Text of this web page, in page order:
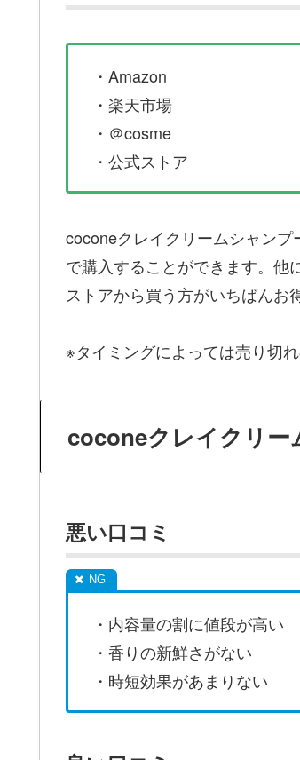
・Amazon
・楽天市場
・＠cosme
・公式ストア
coconeクレイクリームシャン
で購入することができます。他
ストアから買う方がいちばんお
※タイミングによっては売り切
coconeクレイクリー
悪い口コミ
・内容量の割に値段が高い
・香りの新鮮さがない
・時短効果があまりない